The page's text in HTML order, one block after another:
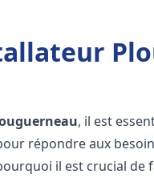
, il est
répondre aux
il est crucial